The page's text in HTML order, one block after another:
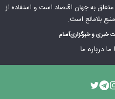
بهجهان اقتصاد است و استفاده از
بلامانع است.
خبری و خبرگزاریآسام
درباره ما